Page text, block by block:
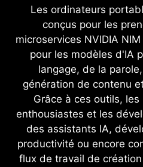
Les ordinateurs
conçus pour les
microservices NVIDIA
pour les modèles d'IA
langage, de la
génération de contenu
Grâce à ces outils,
enthousiastes et les
des assistants IA,
productivité ou encore
flux de travail de